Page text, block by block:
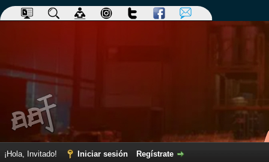
¡Hola, Invitado! Iniciar sesión Regístrate